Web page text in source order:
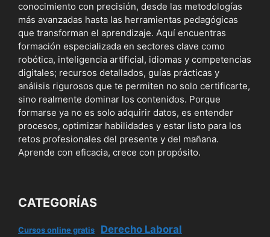
conocimiento con precisión, desde las metodologías
más avanzadas hasta las herramientas pedagógicas
que transforman el aprendizaje. Aquí encuentras
formación especializada en sectores clave como
robótica, inteligencia artificial, idiomas y competencias
digitales; recursos detallados, guías prácticas y
análisis rigurosos que te permiten no solo certificarte,
sino realmente dominar los contenidos. Porque
formarse ya no es solo adquirir datos, es entender
procesos, optimizar habilidades y estar listo para los
retos profesionales del presente y del mañana.
Aprende con eficacia, crece con propósito.
CATEGORÍAS
Cursos online gratis Derecho Laboral